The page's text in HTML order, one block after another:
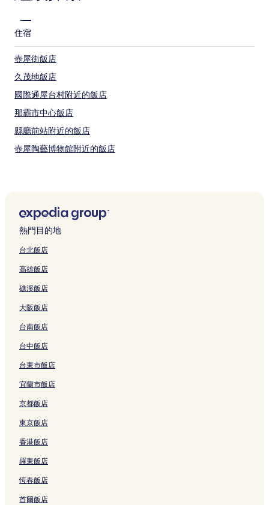
住宿
壺屋街飯店
久茂地飯店
國際通屋台村附近的飯店
那霸市中心飯店
縣廳前站附近的飯店
壺屋陶藝博物館附近的飯店
沖繩縣立博物館暨美術館附近的飯店
歌町站附近的飯店
沖繩飯店
安里飯店
榮町市場附近的飯店
沖繩 DFS 環球免稅店附近的飯店
國際通附近的飯店
壺屋やちむん通り附近的飯店
牧志站附近的飯店
美榮橋站附近的飯店
安里站附近的飯店
旭橋站附近的飯店
綠之丘公園附近的飯店
熱門目的地
台北飯店
高雄飯店
礁溪飯店
大阪飯店
台南飯店
台中飯店
台東市飯店
宜蘭市飯店
京都飯店
東京飯店
香港飯店
羅東飯店
恆春飯店
首爾飯店